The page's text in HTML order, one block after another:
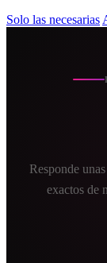
Solo las necesarias
Responde
exactos de